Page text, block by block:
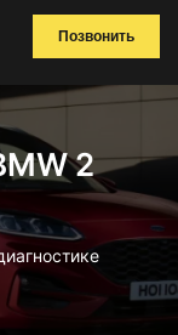
Позвонить
2